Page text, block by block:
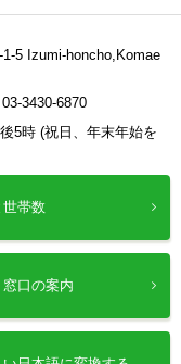
5 Izumi-honcho,Komae
03-3430-6870
5時 (祝日、年末年始を
世帯数
口の案内